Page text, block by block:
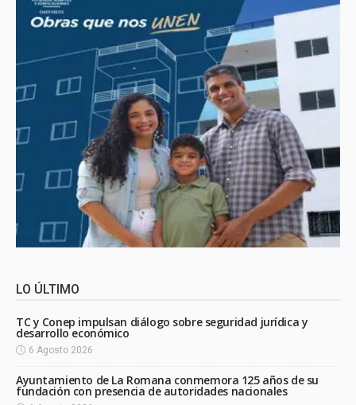
LO ÚLTIMO
TC y Conep impulsan diálogo sobre seguridad jurídica y
desarrollo económico
6 Agosto 2026
Ayuntamiento de La Romana conmemora 125 años de su
fundación con presencia de autoridades nacionales